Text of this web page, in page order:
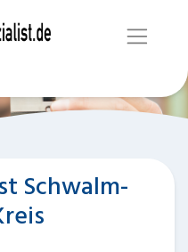
Schwalm-